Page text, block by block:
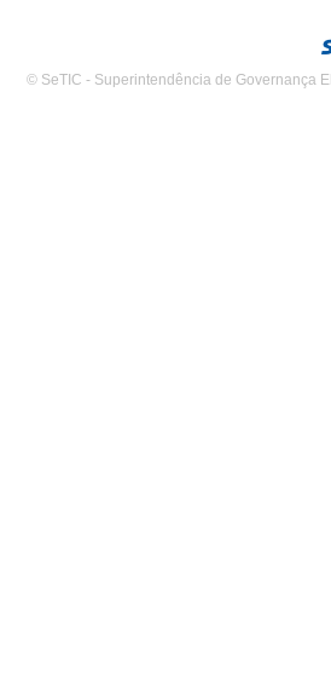
© SeTIC - Superintendência de Governança